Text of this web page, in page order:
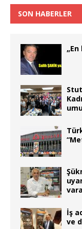
SON HABERLER
İş
ve